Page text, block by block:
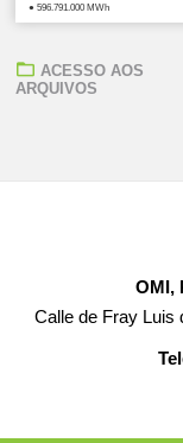
● 596.791,000 MWh
ACESSO AOS
ARQUIVOS
OMI,
Calle de Fray Luis